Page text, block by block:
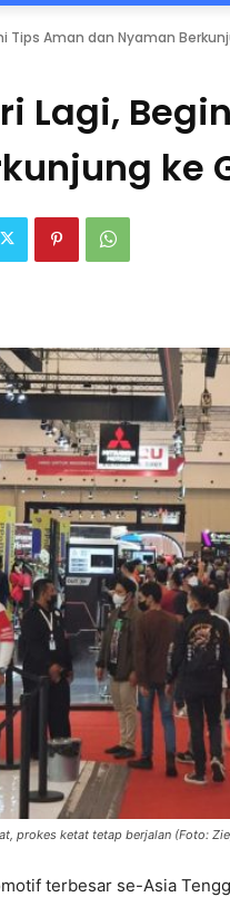
Tips Aman dan Nyaman
Lagi,
ke
prokes ketat tetap berjalan (Foto:
terbesar se-Asia